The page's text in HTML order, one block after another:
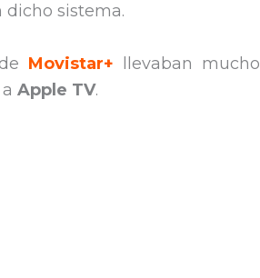
sistema.
Movistar+ llevaban mucho
Apple TV.